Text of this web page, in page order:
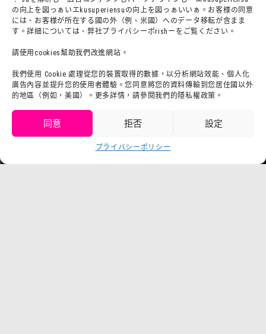
の向上を図っぁいエkusuperiensuの向上を図っぁいいぁ。お客様の同意
には、お客様が所在する國の外（例、米國）へのデータ移転が含まま
す。詳細については、弊社プライバシーポrishーをご覧ください。
請使用cookies幫助我們改進網站。
我們使用 Cookie 處理從您的裝置取得的數據，以分析網站效能、個人化
廣告內容並提升您的使用者體驗。您同意將您的資料傳輸到您居住國以外
的地區（例如，美國）。更多詳情，請參閱我們的隱私權政策。
同意 拒否 設定
プライバシーポリシー
団體利用について
チームビルディングプラン
お問い合わせ
利用規約
プライバシーポrisiー
プresuririsu
メディア掲載実績
社群網路
sutafu招募集